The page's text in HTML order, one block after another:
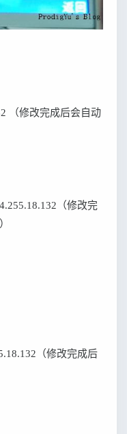
（修改完成后会自动
（修改完
（修改完成后